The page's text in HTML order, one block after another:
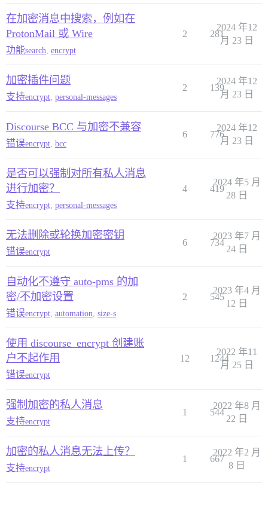
在加密消息中搜索，例如在
ProtonMail 或 Wire
功能search encrypt
2 281
2024 年12
月 23 日
加密插件问题
支持encrypt personal-messages
2 139
2024 年12
月 23 日
Discourse BCC 与加密不兼容
错误encrypt bcc
6 776
2024 年12
月 23 日
是否可以强制对所有私人消息
进行加密？
支持encrypt personal-messages
4 419
2024 年5 月
28 日
无法删除或轮换加密密钥
错误encrypt
6 734
2023 年7 月
24 日
自动化不遵守 auto-pms 的加
密/不加密设置
错误encrypt automation size-s
2 545
2023 年4 月
12 日
使用 discourse_encrypt 创建账
户不起作用
错误encrypt
12 1244
2022 年11
月 25 日
强制加密的私人消息
支持encrypt
1 544
2022 年8 月
22 日
加密的私人消息无法上传？
支持encrypt
1 667
2022 年2 月
8 日